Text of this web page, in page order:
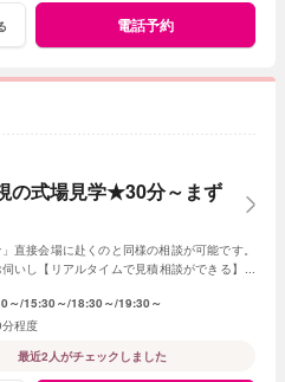
電話予約
の式場見学★30分～まず
直接会場に赴くのと同様の相談が可能です。
いし【リアルタイムで見積相談ができる】の
～ 15:30～ 18:30～ 19:30～
程度
最近2人がチェックしました